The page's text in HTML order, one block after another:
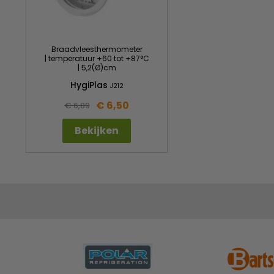
Braadvleesthermometer
| temperatuur +60 tot +87°C
| 5,2(Ø)cm
HygiPlas J212
€ 6,89
€ 6,50
Bekijken